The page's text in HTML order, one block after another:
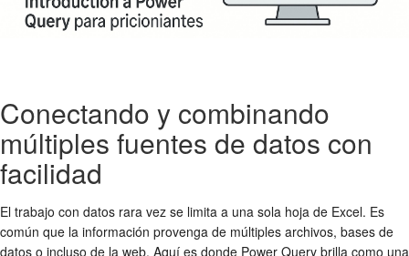
Conectando y combinando
múltiples fuentes de datos con
facilidad
El trabajo con datos rara vez se limita a una sola hoja de Excel. Es
común que la información provenga de múltiples archivos, bases de
datos o incluso de la web. Aquí es donde Power Query brilla como una